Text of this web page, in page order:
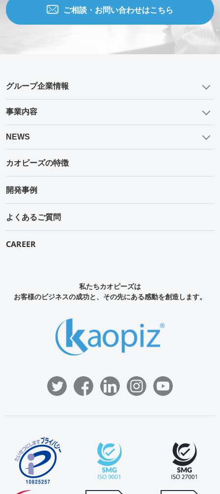
ご相談・お問い合わせはこちら
グループ企業情報
事業内容
NEWS
カオピーズの特徴
開発事例
よくあるご質問
CAREER
私たちカオピーズは
お客様のビジネスの成功と、その先にある感動を創造します。